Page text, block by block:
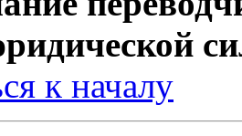
к началу